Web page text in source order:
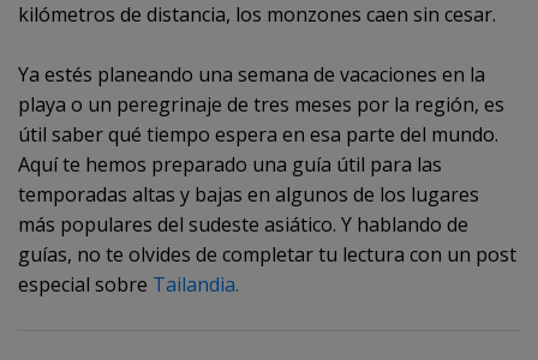
kilómetros de distancia, los monzones caen sin cesar.
Ya estés planeando una semana de vacaciones en la
playa o un peregrinaje de tres meses por la región, es
útil saber qué tiempo espera en esa parte del mundo.
Aquí te hemos preparado una guía útil para las
temporadas altas y bajas en algunos de los lugares
más populares del sudeste asiático. Y hablando de
guías, no te olvides de completar tu lectura con un post
especial sobre Tailandia.